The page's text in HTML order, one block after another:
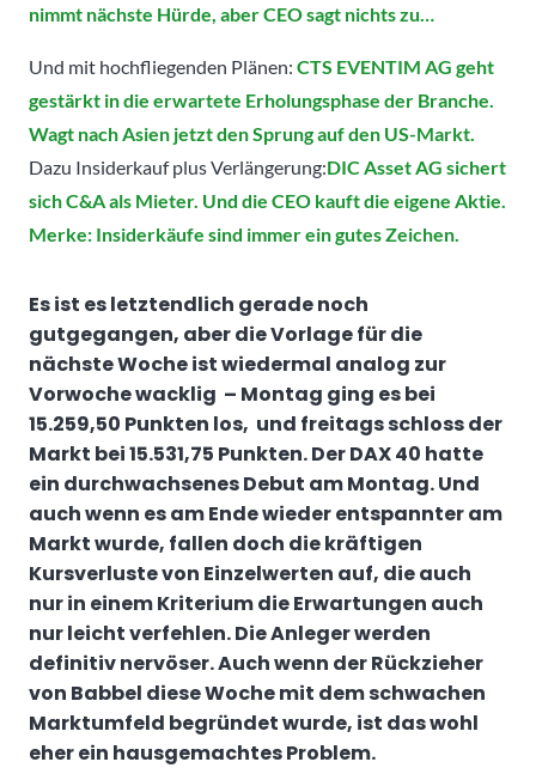
nimmt nächste Hürde, aber CEO sagt nichts zu…
Und mit hochfliegenden Plänen: CTS EVENTIM AG geht
gestärkt in die erwartete Erholungsphase der Branche.
Wagt nach Asien jetzt den Sprung auf den US-Markt.
Dazu Insiderkauf plus Verlängerung:DIC Asset AG sichert
sich C&A als Mieter. Und die CEO kauft die eigene Aktie.
Merke: Insiderkäufe sind immer ein gutes Zeichen.
Es ist es letztendlich gerade noch
gutgegangen, aber die Vorlage für die
nächste Woche ist wiedermal analog zur
Vorwoche wacklig – Montag ging es bei
15.259,50 Punkten los, und freitags schloss der
Markt bei 15.531,75 Punkten. Der DAX 40 hatte
ein durchwachsenes Debut am Montag. Und
auch wenn es am Ende wieder entspannter am
Markt wurde, fallen doch die kräftigen
Kursverluste von Einzelwerten auf, die auch
nur in einem Kriterium die Erwartungen auch
nur leicht verfehlen. Die Anleger werden
definitiv nervöser. Auch wenn der Rückzieher
von Babbel diese Woche mit dem schwachen
Marktumfeld begründet wurde, ist das wohl
eher ein hausgemachtes Problem.